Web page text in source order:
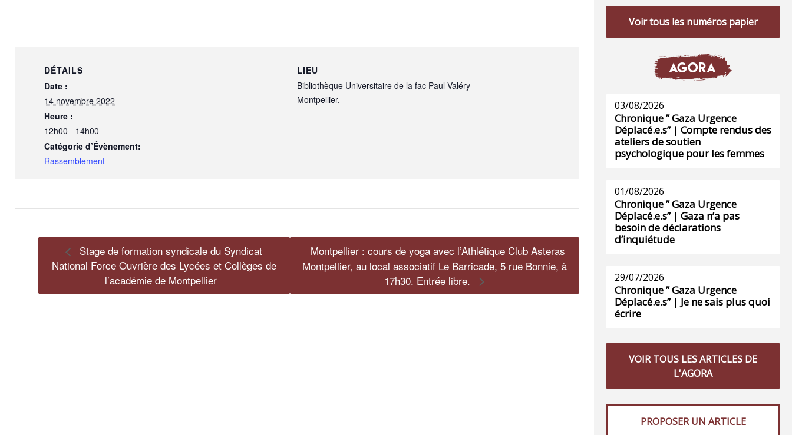
DÉTAILS
Date :
14 novembre 2022
Heure :
12h00 - 14h00
Catégorie d’Évènement:
Rassemblement
LIEU
Bibliothèque Universitaire de la fac Paul Valéry
Montpellier,
Stage de formation syndicale du Syndicat
National Force Ouvrière des Lycées et Collèges de
l’académie de Montpellier
Montpellier : cours de yoga avec l’Athlétique Club Asteras
Montpellier, au local associatif Le Barricade, 5 rue Bonnie, à
17h30. Entrée libre.
Voir tous les numéros papier
AGORA
03/08/2026
Chronique ” Gaza Urgence
Déplacé.e.s” | Compte rendus des
ateliers de soutien
psychologique pour les femmes
01/08/2026
Chronique ” Gaza Urgence
Déplacé.e.s” | Gaza n’a pas
besoin de déclarations
d’inquiétude
29/07/2026
Chronique ” Gaza Urgence
Déplacé.e.s” | Je ne sais plus quoi
écrire
VOIR TOUS LES ARTICLES DE
L'AGORA
PROPOSER UN ARTICLE